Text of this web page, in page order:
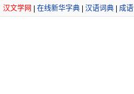
汉文学网 在线新华字典 汉语词典 成